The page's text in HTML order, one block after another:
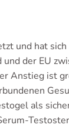
und hat
der EU
Anstieg ist
als